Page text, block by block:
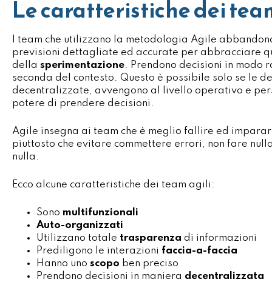
Le caratteristiche dei
I team che utilizzano la metodologia Agile
previsioni dettagliate ed accurate per abbracciare
della sperimentazione. Prendono decisioni in modo
seconda del contesto. Questo è possibile solo se le
decentralizzate, avvengono al livello operativo e
potere di prendere decisioni.
Agile insegna ai team che è meglio fallire ed
piuttosto che evitare commettere errori, non fare
nulla.
Ecco alcune caratteristiche dei team agili:
Sono multifunzionali
Auto-organizzati
Utilizzano totale trasparenza di informazioni
Prediligono le interazioni faccia-a-faccia
Hanno uno scopo ben preciso
Prendono decisioni in maniera decentralizzata